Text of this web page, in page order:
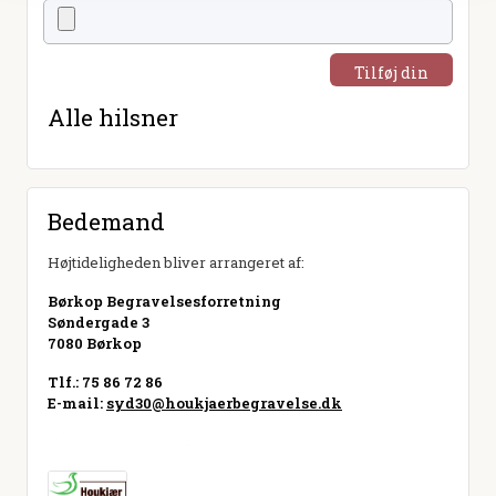
Tilføj din
Alle hilsner
Bedemand
Højtideligheden bliver arrangeret af:
Børkop Begravelsesforretning
Søndergade 3
7080 Børkop
Tlf.: 75 86 72 86
E-mail: syd30@houkjaerbegravelse.dk